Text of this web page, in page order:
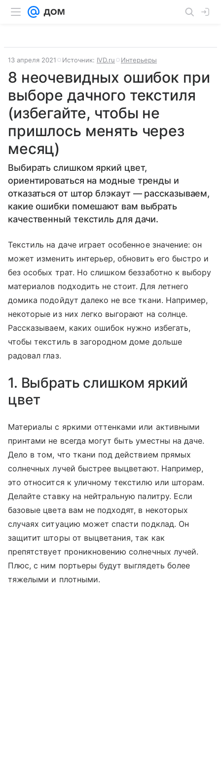
13 апреля 2021 Источник: IVD.ru Интерьеры
8 неочевидных ошибок при
выборе дачного текстиля
(избегайте, чтобы не
пришлось менять через
месяц)
Выбирать слишком яркий цвет,
ориентироваться на модные тренды и
отказаться от штор блэкаут — рассказываем,
какие ошибки помешают вам выбрать
качественный текстиль для дачи.
Текстиль на даче играет особенное значение: он
может изменить интерьер, обновить его быстро и
без особых трат. Но слишком беззаботно к выбору
материалов подходить не стоит. Для летнего
домика подойдут далеко не все ткани. Например,
некоторые из них легко выгорают на солнце.
Рассказываем, каких ошибок нужно избегать,
чтобы текстиль в загородном доме дольше
радовал глаз.
1. Выбрать слишком яркий
цвет
Материалы с яркими оттенками или активными
принтами не всегда могут быть уместны на даче.
Дело в том, что ткани под действием прямых
солнечных лучей быстрее выцветают. Например,
это относится к уличному текстилю или шторам.
Делайте ставку на нейтральную палитру. Если
базовые цвета вам не подходят, в некоторых
случаях ситуацию может спасти подклад. Он
защитит шторы от выцветания, так как
препятствует проникновению солнечных лучей.
Плюс, с ним портьеры будут выглядеть более
тяжелыми и плотными.